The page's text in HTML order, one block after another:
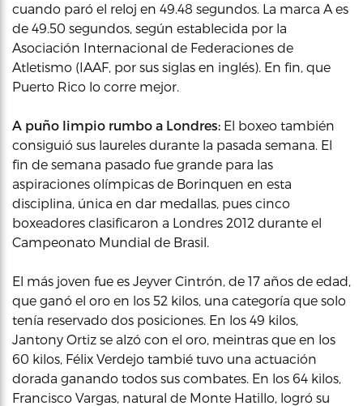
cuando paró el reloj en 49.48 segundos. La marca A es
de 49.50 segundos, según establecida por la
Asociación Internacional de Federaciones de
Atletismo (IAAF, por sus siglas en inglés). En fin, que
Puerto Rico lo corre mejor.
A puño limpio rumbo a Londres: El boxeo también
consiguió sus laureles durante la pasada semana. El
fin de semana pasado fue grande para las
aspiraciones olímpicas de Borinquen en esta
disciplina, única en dar medallas, pues cinco
boxeadores clasificaron a Londres 2012 durante el
Campeonato Mundial de Brasil.
El más joven fue es Jeyver Cintrón, de 17 años de edad,
que ganó el oro en los 52 kilos, una categoría que solo
tenía reservado dos posiciones. En los 49 kilos,
Jantony Ortiz se alzó con el oro, meintras que en los
60 kilos, Félix Verdejo tambié tuvo una actuación
dorada ganando todos sus combates. En los 64 kilos,
Francisco Vargas, natural de Monte Hatillo, logró su